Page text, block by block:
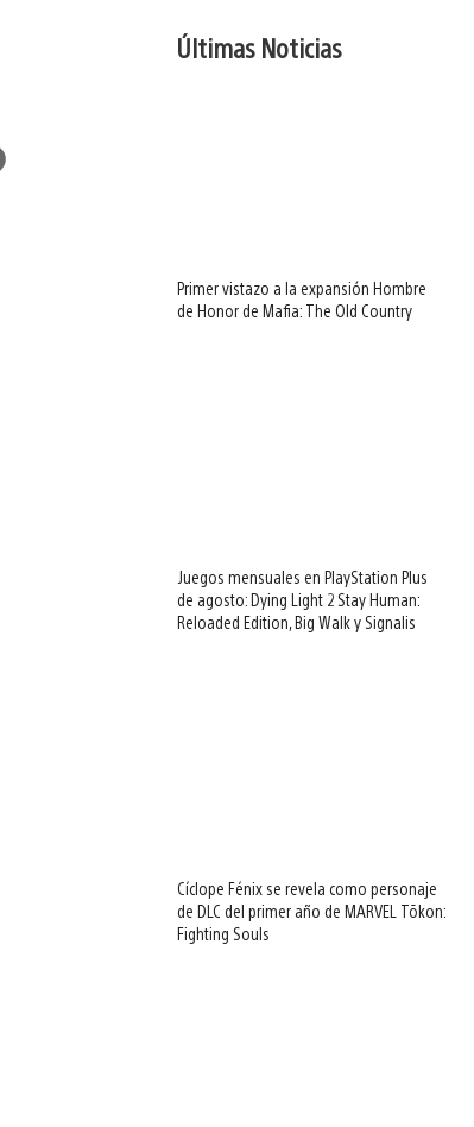
Últimas Noticias
Primer vistazo a la expansión Hombre
de Honor de Mafia: The Old Country
Juegos mensuales en PlayStation Plus
de agosto: Dying Light 2 Stay Human:
Reloaded Edition, Big Walk y Signalis
Cíclope Fénix se revela como personaje
de DLC del primer año de MARVEL Tōkon:
Fighting Souls